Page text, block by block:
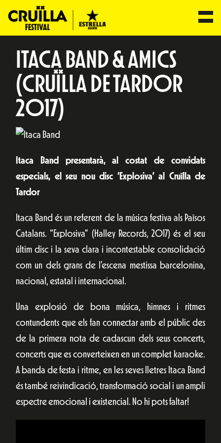
ITACA BAND & AMICS
(CRUÏLLA DE TARDOR
2017)
Itaca Band presentarà, al costat de convidats
especials, el seu nou disc ‘Explosiva’ al Cruïlla de
Tardor
Itaca Band és un referent de la música festiva als Països
Catalans. “Explosiva” (Halley Records, 2017) és el seu
últim disc i la seva clara i incontestable consolidació
com un dels grans de l’escena mestissa barcelonina,
nacional, estatal i internacional.
Una explosió de bona música, himnes i ritmes
contundents que els fan connectar amb el públic des
de la primera nota de cadascun dels seus concerts,
concerts que es converteixen en un complet karaoke.
A banda de festa i ritme, en les seves lletres Itaca Band
és també reivindicació, transformació social i un ampli
espectre emocional i existencial. No hi pots faltar!